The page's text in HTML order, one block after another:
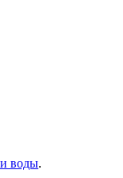
воды.